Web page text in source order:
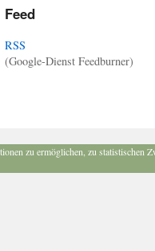
Feed
RSS
(Google-Dienst Feedburner)
zu ermöglichen, zu